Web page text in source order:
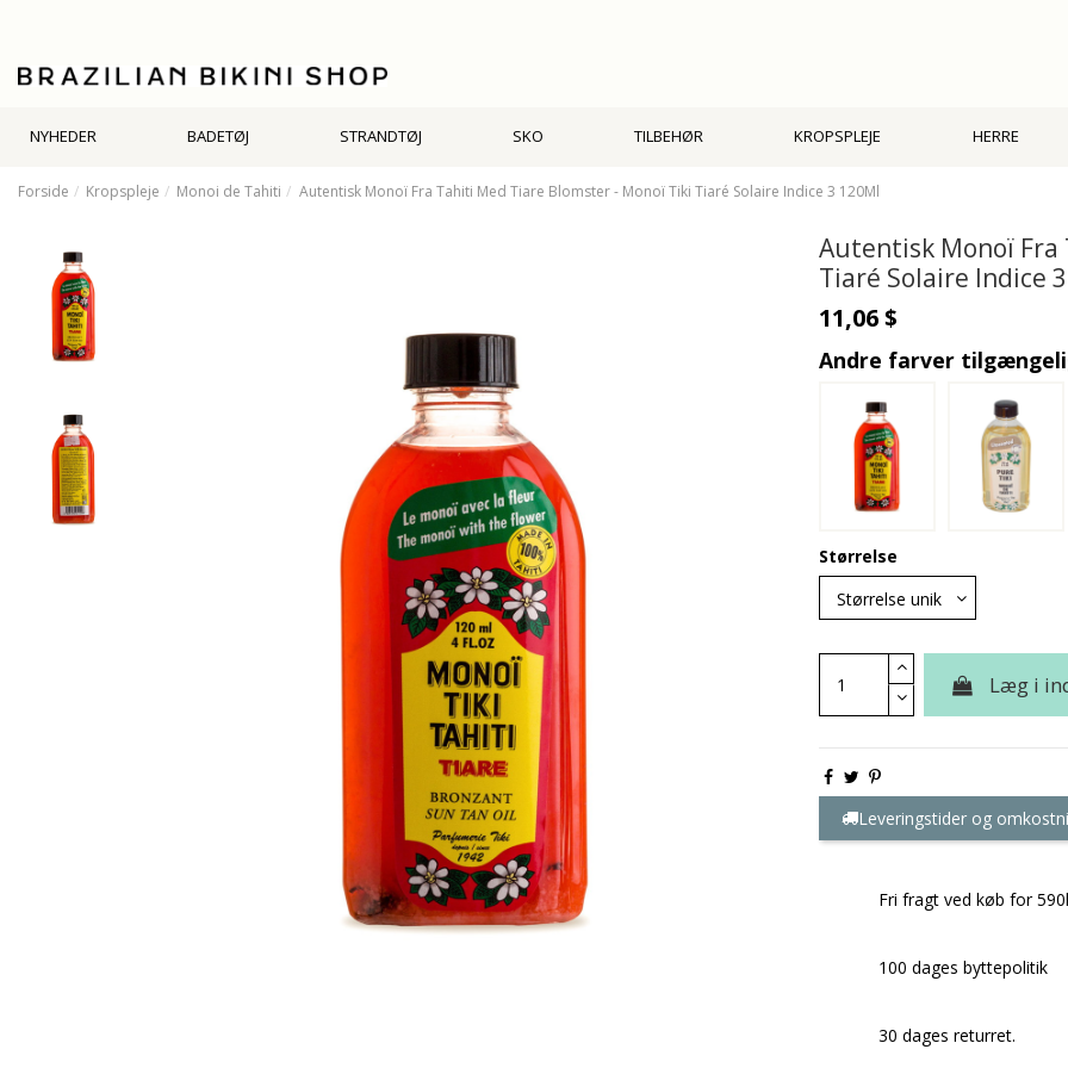
NYHEDER BADETØJ STRANDTØJ SKO TILBEHØR KROPSPLEJE HERRE
Forside Kropspleje Monoi de Tahiti Autentisk Monoï Fra Tahiti Med Tiare Blomster - Monoï Tiki Tiaré Solaire Indice 3 120Ml
Autentisk Monoï Fra
Tiaré Solaire Indice
11,06 $
Andre farver
Størrelse
Læg i
Leveringstider og
Fri fragt ved køb for
100 dages byttepolitik
30 dages returret.